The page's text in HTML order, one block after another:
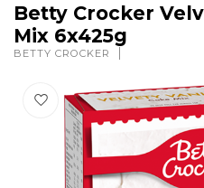
Betty Crocker
Mix 6x425g
BETTY CROCKER